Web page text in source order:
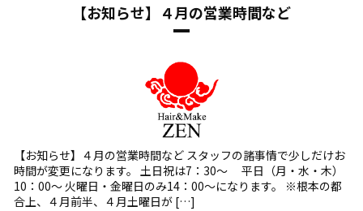
【お知らせ】４月の営業時間など
【お知らせ】４月の営業時間など スタッフの諸事情で少しだけお
時間が変更になります。 土日祝は7：30～ 平日（月・水・木）
10：00～ 火曜日・金曜日のみ14：00～になります。 ※根本の都
合上、４月前半、４月土曜日が […]